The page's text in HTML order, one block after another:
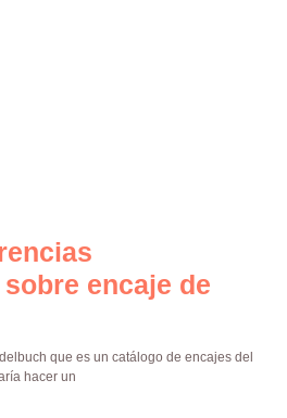
encaje de
que es un catálogo de encajes del
hacer un